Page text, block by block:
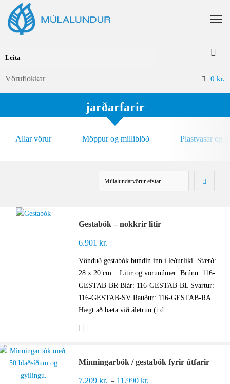
Vöruflokkar 0 kr.
jarðarfarir
Allar vörur Möppur og milliblöð Plastvasar og
Gestabók – nokkrir litir
6.901kr.
Vönduð gestabók bundin inn í leðurlíki. Stærð:
28 x 20 cm. Litir og vörunúmer: Brúnn: 116-
GESTAB-BR Blár: 116-GESTAB-BL Svartur:
116-GESTAB-SV Rauður: 116-GESTAB-RA
Hægt að bæta við áletrun (t.d.…
Minningarbók / gestabók fyrir útfarir
7.209kr. – 11.990kr.